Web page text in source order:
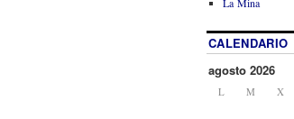
CALENDARIO
agosto 2026
L M X